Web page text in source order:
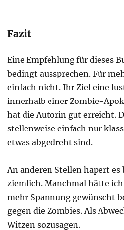
Fazit
Eine Empfehlung für dieses
bedingt aussprechen. Für
einfach nicht. Ihr Ziel eine
innerhalb einer Zombie-
hat die Autorin gut erreicht.
stellenweise einfach nur
etwas abgedreht sind.
An anderen Stellen hapert es
ziemlich. Manchmal hätte
mehr Spannung gewünscht
gegen die Zombies. Als
Witzen sozusagen.